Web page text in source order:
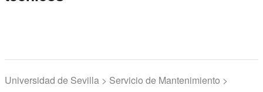
Universidad de Sevilla > Servicio de Mantenimiento >